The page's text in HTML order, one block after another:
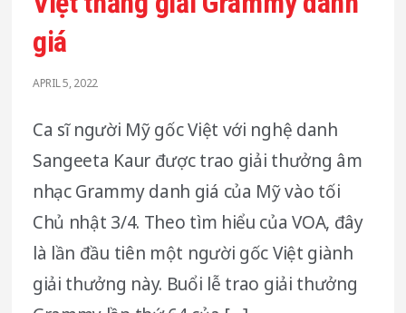
giá
APRIL 5, 2022
Ca sĩ người Mỹ gốc Việt với nghệ danh
Sangeeta Kaur được trao giải thưởng âm
nhạc Grammy danh giá của Mỹ vào tối
Chủ nhật 3/4. Theo tìm hiểu của VOA, đây
là lần đầu tiên một người gốc Việt giành
giải thưởng này. Buổi lễ trao giải thưởng